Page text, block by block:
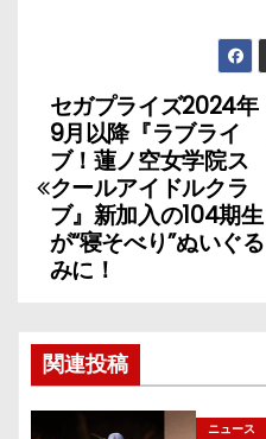
投
稿
ナ
ビ
ー
シ
セガプライズ2024年
9月以降『ラブライ
ブ！蓮ノ空女学院ス
クールアイドルクラ
ブ』新加入の104期生
が“寝そべり”ぬいぐる
みに！
関連投稿
ニュース